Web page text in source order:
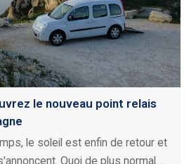
le nouveau point relais
le soleil est enfin de retour et
Quoi de plus normal…